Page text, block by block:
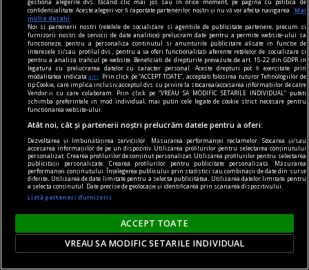
Cînd economia de piață s-a pierdut printre
proteste
Întrebarea este: pînă unde vor merge încălcările
principiilor economiei de piață și cele privind
funcționarea Uniunii Europene?
Constantin RUDNIŢCHI
confidențialitate. Aceste alegeri vor fi raportate partenerilor noștri și nu vă vor afecta navigarea.
Mai
multe detalii
Noi si partenerii nostri (retelele de socializare si agentiile de publicitate partenere, precum si
furnizorii nostri de servicii de date analitice) prelucram date pentru a permite website-ului sa
functioneze, pentru a personaliza continutul si anunturile publicitare afisate in functie de
interesele si/sau profilul dvs., pentru a va oferi functionalitati aferente retelelor de socializare si
pentru a analiza traficul pe website. Beneficiati de drepturile prevazute de art. 15-22 din GDPR in
legatura cu prelucrarea datelor cu caracter personal. Aceste drepturi pot fi exercitate prin
modalitatea indicataaici
. Prin click pe “ACCEPT TOATE”, acceptati folosirea tuturor Tehnologiilor de
tip Cookie, care implica inclusiv acceptul dvs. cu privire la stocarea/accesarea informatiilor de catre
Vendor-ii cu care colaboram. Prin click pe “VREAU SA MODIFIC SETARILE INDIVIDUAL” puteti
schimba preferintele in mod individual, mai putin cele legate de cookie strict necesare pentru
functionarea website-ului.
Atât noi, cât și partenerii noștri prelucrăm datele pentru a oferi:
Dezvoltarea și îmbunătățirea serviciilor. Măsurarea performanței reclamelor. Stocarea și/sau
accesarea informațiilor de pe un dispozitiv. Utilizarea profilurilor pentru selectarea conținutului
personalizat. Crearea profilurilor de conținut personalizat. Utilizarea profilurilor pentru selectarea
publicității personalizate. Crearea profilurilor pentru publicitate personalizată. Măsurarea
performanței conținutului. Înțelegerea publicului prin statistici sau combinații de date din surse
diferite. Utilizarea de date limitate pentru a selecta publicitatea. Utilizarea datelor limitate pentru
a selecta conținutul. Date precise de geolocație și identificarea prin scanarea dispozitivului.
Listă parteneri (furnizori)
ACCEPT TOATE
VREAU SA MODIFIC SETARILE INDIVIDUAL